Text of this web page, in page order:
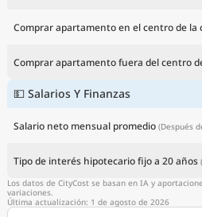
Comprar apartamento en el centro de la
Comprar apartamento fuera del centro
💵 Salarios Y Finanzas
Salario neto mensual promedio (Después
Tipo de interés hipotecario fijo a 20 años
Los datos de CityCost se basan en IA y
variaciones.
Última actualización: 1 de agosto de 2026